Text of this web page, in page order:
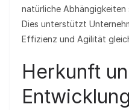
natürliche
Dies unterstützt
Effizienz und Agilität
Herkunft